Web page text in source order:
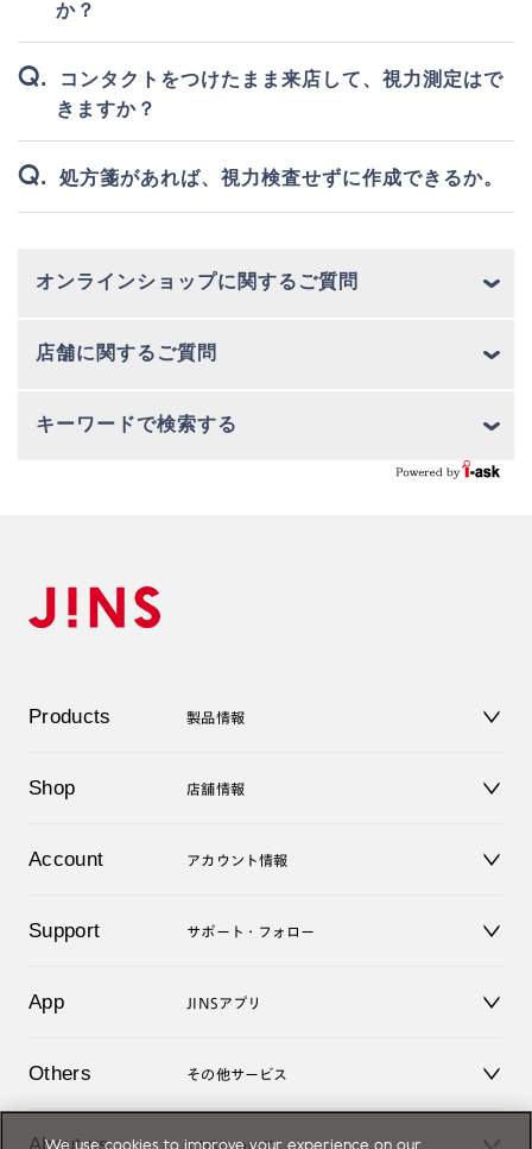
オンラインショップに関するご質問
店舗に関するご質問
キーワードで検索する
か？
コンタクトをつけたまま来店して、視力測定はで
きますか？
処方箋があれば、視力検査せずに作成できるか。
Products 製品情報
サングラス
コンタクトレンズ
アクセサリー
Shop 店舗情報
オンラインショップ
Account アカウント情報
ログアウト
Support サポート・フォロー
よくあるご質問
お問い合せ
App JINSアプリ
Others その他サービス
JINSについて